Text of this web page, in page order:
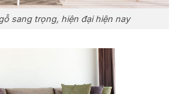
sang trọng, hiện đại hiện nay